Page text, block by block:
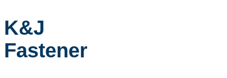
K&J
Fastener